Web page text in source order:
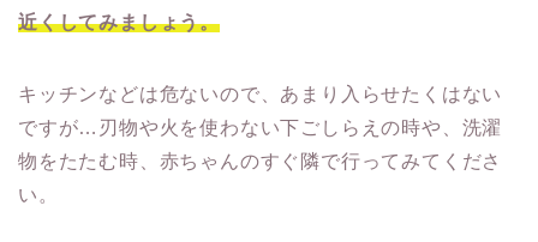
近くしてみましょう。
キッチンなどは危ないので、あまり入らせたくはない
ですが…刃物や火を使わない下ごしらえの時や、洗濯
物をたたむ時、赤ちゃんのすぐ隣で行ってみてくださ
い。